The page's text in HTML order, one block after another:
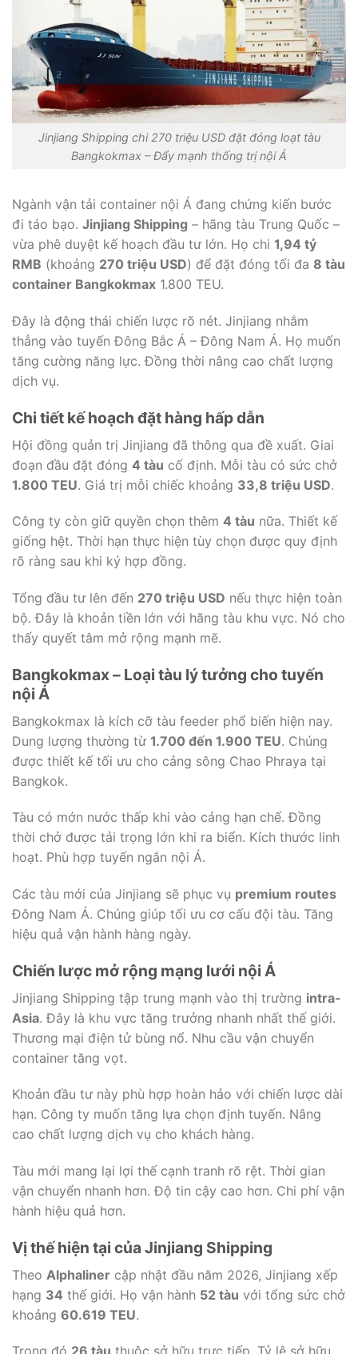
Jinjiang Shipping chi 270 triệu USD đặt đóng loạt tàu
Bangkokmax – Đẩy mạnh thống trị nội Á
Ngành vận tải container nội Á đang chứng kiến bước
đi táo bạo. Jinjiang Shipping – hãng tàu Trung Quốc –
vừa phê duyệt kế hoạch đầu tư lớn. Họ chi 1,94 tỷ
RMB (khoảng 270 triệu USD) để đặt đóng tối đa 8 tàu
container Bangkokmax 1.800 TEU.
Đây là động thái chiến lược rõ nét. Jinjiang nhắm
thẳng vào tuyến Đông Bắc Á – Đông Nam Á. Họ muốn
tăng cường năng lực. Đồng thời nâng cao chất lượng
dịch vụ.
Chi tiết kế hoạch đặt hàng hấp dẫn
Hội đồng quản trị Jinjiang đã thông qua đề xuất. Giai
đoạn đầu đặt đóng 4 tàu cố định. Mỗi tàu có sức chở
1.800 TEU. Giá trị mỗi chiếc khoảng 33,8 triệu USD.
Công ty còn giữ quyền chọn thêm 4 tàu nữa. Thiết kế
giống hệt. Thời hạn thực hiện tùy chọn được quy định
rõ ràng sau khi ký hợp đồng.
Tổng đầu tư lên đến 270 triệu USD nếu thực hiện toàn
bộ. Đây là khoản tiền lớn với hãng tàu khu vực. Nó cho
thấy quyết tâm mở rộng mạnh mẽ.
Bangkokmax – Loại tàu lý tưởng cho tuyến
nội Á
Bangkokmax là kích cỡ tàu feeder phổ biến hiện nay.
Dung lượng thường từ 1.700 đến 1.900 TEU. Chúng
được thiết kế tối ưu cho cảng sông Chao Phraya tại
Bangkok.
Tàu có mớn nước thấp khi vào cảng hạn chế. Đồng
thời chở được tải trọng lớn khi ra biển. Kích thước linh
hoạt. Phù hợp tuyến ngắn nội Á.
Các tàu mới của Jinjiang sẽ phục vụ premium routes
Đông Nam Á. Chúng giúp tối ưu cơ cấu đội tàu. Tăng
hiệu quả vận hành hàng ngày.
Chiến lược mở rộng mạng lưới nội Á
Jinjiang Shipping tập trung mạnh vào thị trường intra-
Asia. Đây là khu vực tăng trưởng nhanh nhất thế giới.
Thương mại điện tử bùng nổ. Nhu cầu vận chuyển
container tăng vọt.
Khoản đầu tư này phù hợp hoàn hảo với chiến lược dài
hạn. Công ty muốn tăng lựa chọn định tuyến. Nâng
cao chất lượng dịch vụ cho khách hàng.
Tàu mới mang lại lợi thế cạnh tranh rõ rệt. Thời gian
vận chuyển nhanh hơn. Độ tin cậy cao hơn. Chi phí vận
hành hiệu quả hơn.
Vị thế hiện tại của Jinjiang Shipping
Theo Alphaliner cập nhật đầu năm 2026, Jinjiang xếp
hạng 34 thế giới. Họ vận hành 52 tàu với tổng sức chở
khoảng 60.619 TEU.